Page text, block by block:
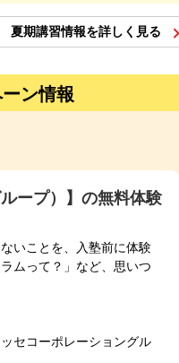
夏期講習情報を詳しく見る
ン情報
ープ）】の無料体験
いことを、入塾前に体験
ムって？」など、思いつ
セコーポレーショングル